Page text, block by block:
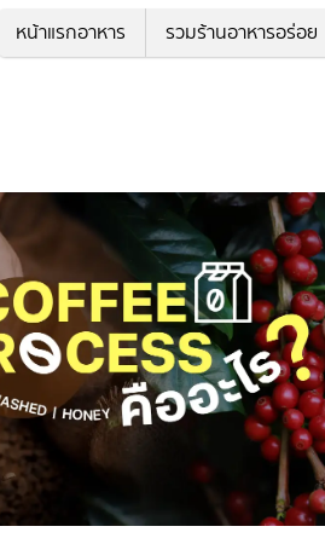
หน้าแรกอาหาร รวมร้านอาหารอร่อย